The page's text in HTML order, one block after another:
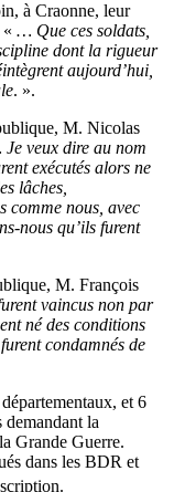
à Craonne, leur
… Que ces soldats,
dont la rigueur
aujourd’hui,
. ».
M. Nicolas
veux dire au nom
exécutés alors ne
lâches,
comme nous, avec
nous qu’ils furent
M. François
vaincus non par
né des conditions
condamnés de
et 6
demandant la
Grande Guerre.
dans les BDR et